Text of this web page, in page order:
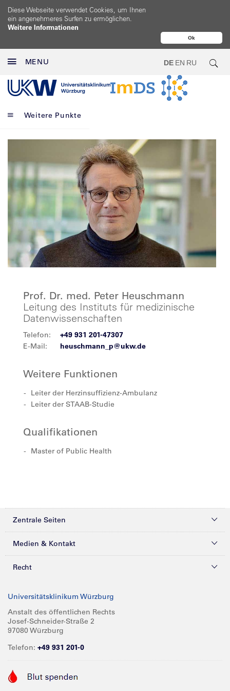
Ok
Diese Webseite verwendet Cookies, um Ihnen
ein angenehmeres Surfen zu ermöglichen.
Weitere Informationen
MENU DE EN RU
Weitere Punkte
Prof. Dr. med. Peter Heuschmann
Leitung des Instituts für medizinische
Datenwissenschaften
Telefon:
+49 931 201-47307
E-Mail:
heuschmann_p@ukw.de
Weitere Funktionen
Leiter der Herzinsuffizienz-Ambulanz
Leiter der STAAB-Studie
Qualifikationen
Master of Public Health
Zentrale Seiten
Kliniken & Zentren
Forschung
Karriere
Medien & Kontakt
Presse
Glossar
Spenden
Anreise
Recht
Compliance
Impressum
Barrierefreiheit
Universitätsklinikum Würzburg
Anstalt des öffentlichen Rechts
Josef-Schneider-Straße 2
97080 Würzburg
Telefon: +49 931 201-0